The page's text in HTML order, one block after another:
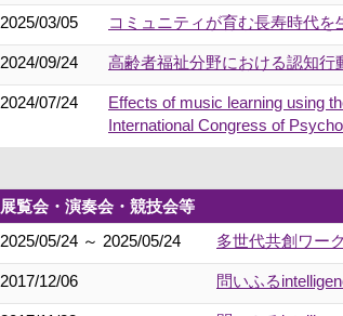
2025/03/05 コミュニティが育む長寿時代
2024/09/24 高齢者福祉分野における認知
2024/07/24
Effects of music learning using
International Congress of
展覧会・演奏会・競技会等
2025/05/24 ～ 2025/05/24
多世代共創ワー
2017/12/06 問いふる